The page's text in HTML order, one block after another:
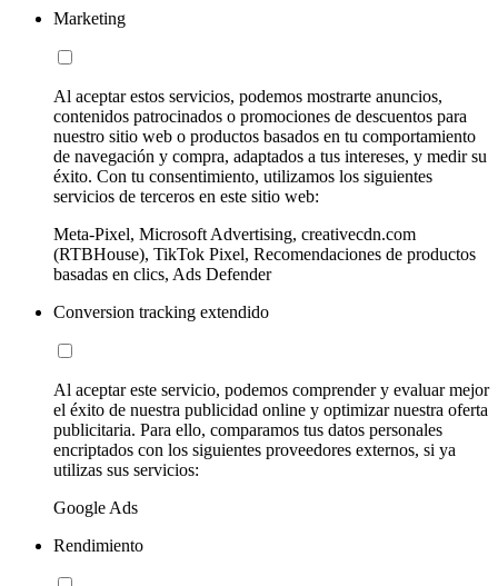
Marketing
Al aceptar estos servicios, podemos mostrarte anuncios,
contenidos patrocinados o promociones de descuentos para
nuestro sitio web o productos basados en tu comportamiento
de navegación y compra, adaptados a tus intereses, y medir su
éxito. Con tu consentimiento, utilizamos los siguientes
servicios de terceros en este sitio web:
Meta-Pixel, Microsoft Advertising, creativecdn.com
(RTBHouse), TikTok Pixel, Recomendaciones de productos
basadas en clics, Ads Defender
Conversion tracking extendido
Al aceptar este servicio, podemos comprender y evaluar mejor
el éxito de nuestra publicidad online y optimizar nuestra oferta
publicitaria. Para ello, comparamos tus datos personales
encriptados con los siguientes proveedores externos, si ya
utilizas sus servicios:
Google Ads
Rendimiento